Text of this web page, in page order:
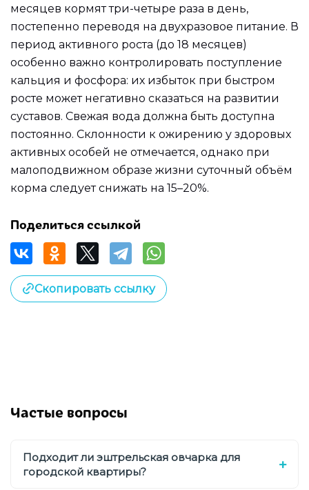
месяцев кормят три-четыре раза в день,
постепенно переводя на двухразовое питание. В
период активного роста (до 18 месяцев)
особенно важно контролировать поступление
кальция и фосфора: их избыток при быстром
росте может негативно сказаться на развитии
суставов. Свежая вода должна быть доступна
постоянно. Склонности к ожирению у здоровых
активных особей не отмечается, однако при
малоподвижном образе жизни суточный объём
корма следует снижать на 15–20%.
Поделиться ссылкой
Скопировать ссылку
Частые вопросы
Подходит ли эштрельская овчарка для
городской квартиры?